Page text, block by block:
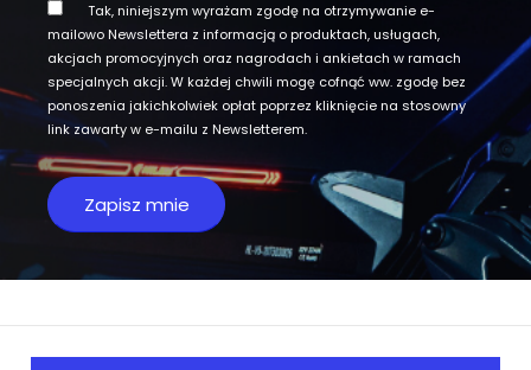
Tak, niniejszym wyrażam zgodę na otrzymywanie e-
mailowo Newslettera z informacją o produktach, usługach,
akcjach promocyjnych oraz nagrodach i ankietach w ramach
specjalnych akcji. W każdej chwili mogę cofnąć ww. zgodę bez
ponoszenia jakichkolwiek opłat poprzez kliknięcie na stosowny
link zawarty w e-mailu z Newsletterem.